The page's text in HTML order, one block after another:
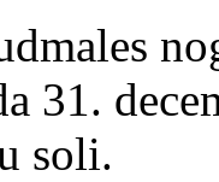
31.
soli.